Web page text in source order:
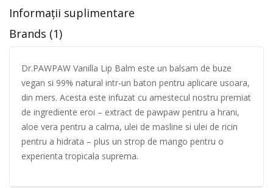
Informații suplimentare
Brands (1)
Dr.PAWPAW Vanilla Lip Balm este un balsam de buze
vegan si 99% natural intr-un baton pentru aplicare usoara,
din mers. Acesta este infuzat cu amestecul nostru premiat
de ingrediente eroi – extract de pawpaw pentru a hrani,
aloe vera pentru a calma, ulei de masline si ulei de ricin
pentru a hidrata – plus un strop de mango pentru o
experienta tropicala suprema.